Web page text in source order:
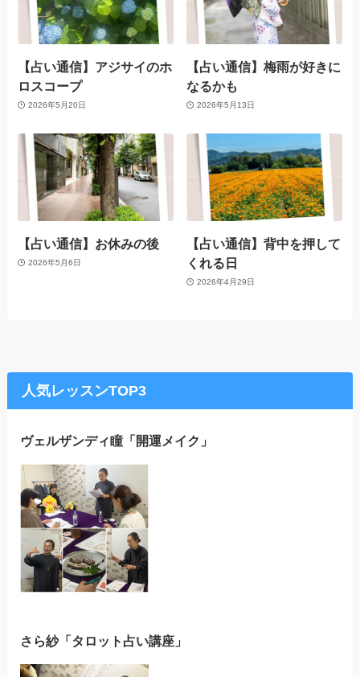
【占い通信】アジサイのホ
ロスコープ
2026年5月20日
【占い通信】梅雨が好きに
なるかも
2026年5月13日
【占い通信】お休みの後
2026年5月6日
【占い通信】背中を押して
くれる日
2026年4月29日
人気レッスンTOP3
ヴェルザンディ瞳「開運メイク」
さら紗「タロット占い講座」